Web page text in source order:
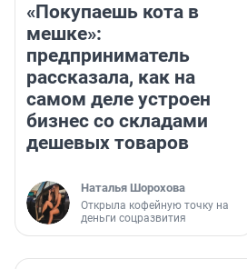
«Покупаешь кота в
мешке»:
предприниматель
рассказала, как на
самом деле устроен
бизнес со складами
дешевых товаров
Наталья Шорохова
Открыла кофейную точку на
деньги соцразвития